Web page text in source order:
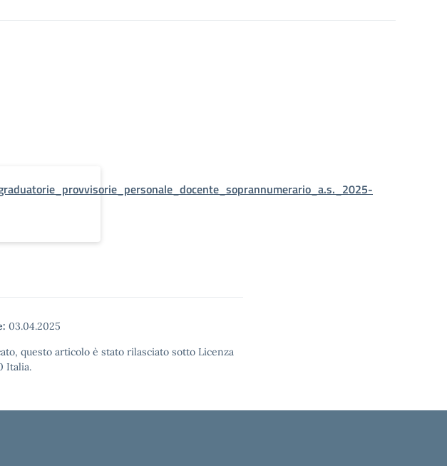
03.04.2025
questo articolo è stato rilasciato sotto Licenza
Italia.